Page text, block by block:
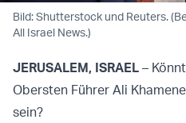
Bild: Shutterstock und Reuters.
All Israel News.)
JERUSALEM, ISRAEL –
Obersten Führer Ali
sein?